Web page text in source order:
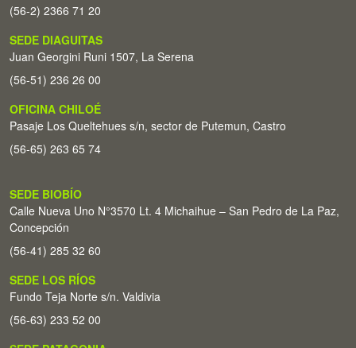
(56-2) 2366 71 20
SEDE DIAGUITAS
Juan Georgini Runi 1507, La Serena
(56-51) 236 26 00
OFICINA CHILOÉ
Pasaje Los Queltehues s/n, sector de Putemun, Castro
(56-65) 263 65 74
SEDE BIOBÍO
Calle Nueva Uno N°3570 Lt. 4 Michaihue – San Pedro de La Paz,
Concepción
(56-41) 285 32 60
SEDE LOS RÍOS
Fundo Teja Norte s/n. Valdivia
(56-63) 233 52 00